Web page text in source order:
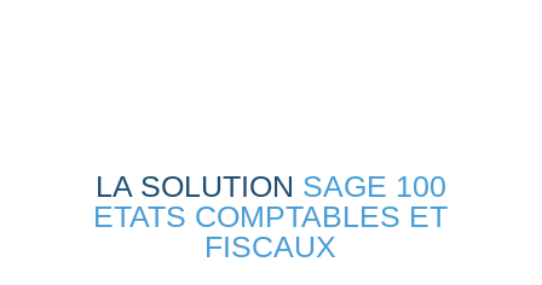
LA SOLUTION SAGE 100
ETATS COMPTABLES ET
FISCAUX